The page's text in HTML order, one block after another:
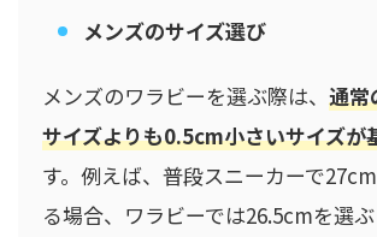
メンズのサイズ選び
メンズのワラビーを選ぶ際は、 通常
サイズよりも0.5cm小さいサイズが
す。例えば、普段スニーカーで
る場合、ワラビーでは26.5cmを選